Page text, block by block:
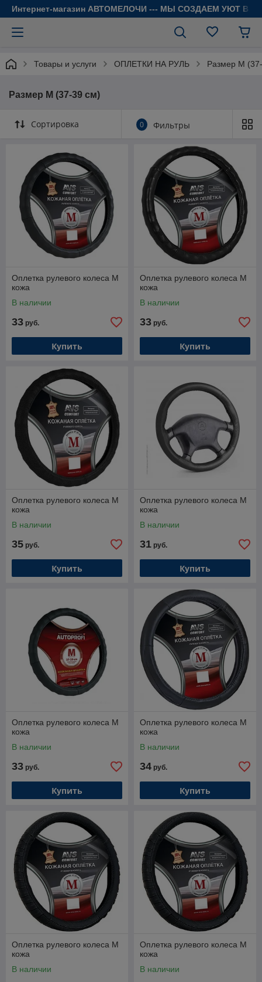
Интернет-магазин АВТОМЕЛОЧИ --- МЫ СОЗДАЕМ УЮТ В
Товары и услуги ОПЛЕТКИ НА РУЛЬ Размер М
Размер М (37-39 см)
Сортировка 0 Фильтры
Оплетка рулевого колеса M
кожа
В наличии
33 руб.
Купить
Оплетка рулевого колеса M
кожа
В наличии
33 руб.
Купить
Оплетка рулевого колеса M
кожа
В наличии
35 руб.
Купить
Оплетка рулевого колеса M
кожа
В наличии
31 руб.
Купить
Оплетка рулевого колеса M
кожа
В наличии
33 руб.
Купить
Оплетка рулевого колеса M
кожа
В наличии
34 руб.
Купить
Оплетка рулевого колеса M
кожа
В наличии
Оплетка рулевого колеса M
кожа
В наличии